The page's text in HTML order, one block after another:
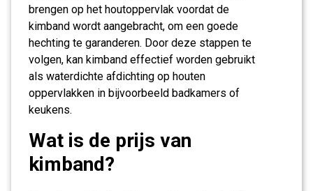
brengen op het houtoppervlak voordat de
kimband wordt aangebracht, om een goede
hechting te garanderen. Door deze stappen te
volgen, kan kimband effectief worden gebruikt
als waterdichte afdichting op houten
oppervlakken in bijvoorbeeld badkamers of
keukens.
Wat is de prijs van
kimband?